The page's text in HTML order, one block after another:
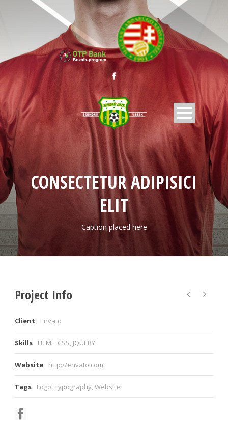
CONSECTETUR ADIPISICI
ELIT
Caption placed here
Project Info
Client Envato
Skills HTML, CSS, JQUERY
Website http://envato.com
Tags Logo Typography Website